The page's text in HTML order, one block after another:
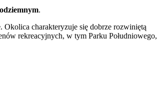
.
charakteryzuje się dobrze rozwiniętą
rekreacyjnych, w tym Parku Południowego,
budynku znajduje się przystanek tramwajowy
Tumski czy Panorama Racławicka. Warto